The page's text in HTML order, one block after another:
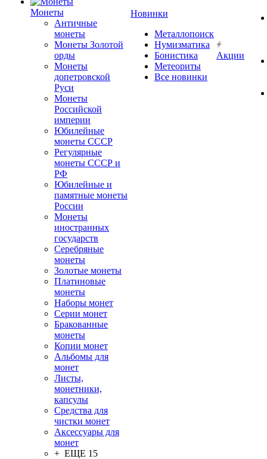
Монеты
Античные
монеты
Монеты Золотой
орды
Монеты
допетровской
Руси
Монеты
Российской
империи
Юбилейные
монеты СССР
Регулярные
монеты СССР и
РФ
Юбилейные и
памятные монеты
России
Монеты
иностранных
государств
Серебряные
монеты
Золотые монеты
Платиновые
монеты
Наборы монет
Серии монет
Бракованные
монеты
Копии монет
Альбомы для
монет
Листы,
монетники,
капсулы
Средства для
чистки монет
Аксессуары для
монет
+ ЕЩЕ 15
Новинки
Металлопоиск
Нумизматика
Бонистика
Метеориты
Все новинки
Акции